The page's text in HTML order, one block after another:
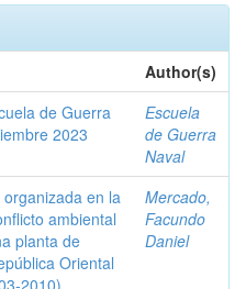
Author(s)
de Guerra
2023
Escuela
de Guerra
Naval
en la
ambiental
planta de
Oriental
2010)
Mercado,
Facundo
Daniel